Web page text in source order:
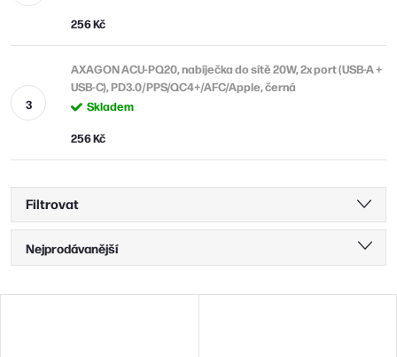
256 Kč
AXAGON ACU-PQ20, nabíječka do sítě 20W, 2x port (USB-A +
USB-C), PD3.0/PPS/QC4+/AFC/Apple, černá
Skladem
256 Kč
Filtrovat
Ř
a
z
Nejprodávanější
V